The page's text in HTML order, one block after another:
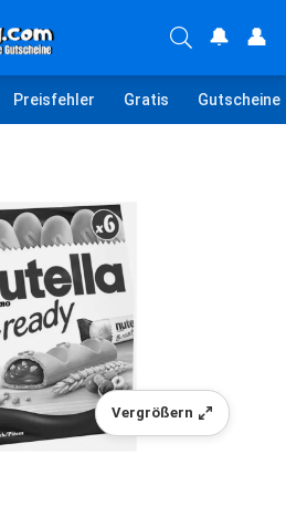
🔔 👤
Preisfehler Gratis Gutscheine
Vergrößern